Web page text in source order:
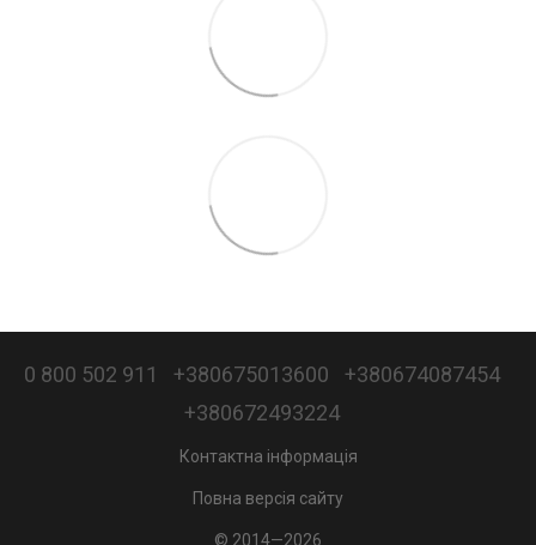
0 800 502 911 +380675013600
+380674087454
+380672493224
Контактна інформація
Повна версія сайту
© 2014—2026